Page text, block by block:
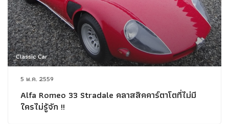
Classic Car
5 พ.ค. 2559
Alfa Romeo 33 Stradale คลาสสิคคาร์ตาโตที่ไม่มี
ใครไม่รู้จัก !!